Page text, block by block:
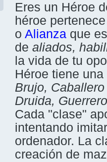
Eres un Héroe
héroe
o Alianza que
de aliados,
la vida de tu
Héroe tiene
Brujo,
Druida,
Cada "clase"
intentando
ordenador. La
creación de